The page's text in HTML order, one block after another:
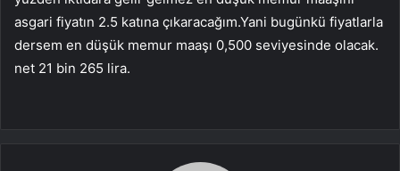
asgari fiyatın 2.5 katına çıkaracağım.Yani bugünkü fiyatlarla
dersem en düşük memur maaşı 0,500 seviyesinde olacak.
net 21 bin 265 lira.